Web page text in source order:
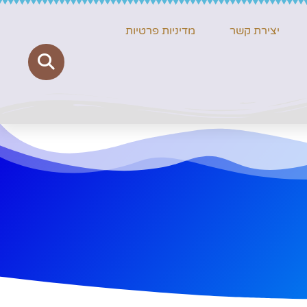
יצירת קשר מדיניות פרטיות